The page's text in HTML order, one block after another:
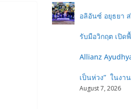
อลิอันซ์ อยุธยา
รับมือวิกฤต เปิด
Allianz
เป็นห่วง” ในงา
August 7, 2026